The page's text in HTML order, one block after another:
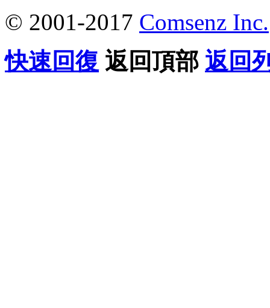
© 2001-2017 Comsenz Inc.
快速回復 返回頂部 返回